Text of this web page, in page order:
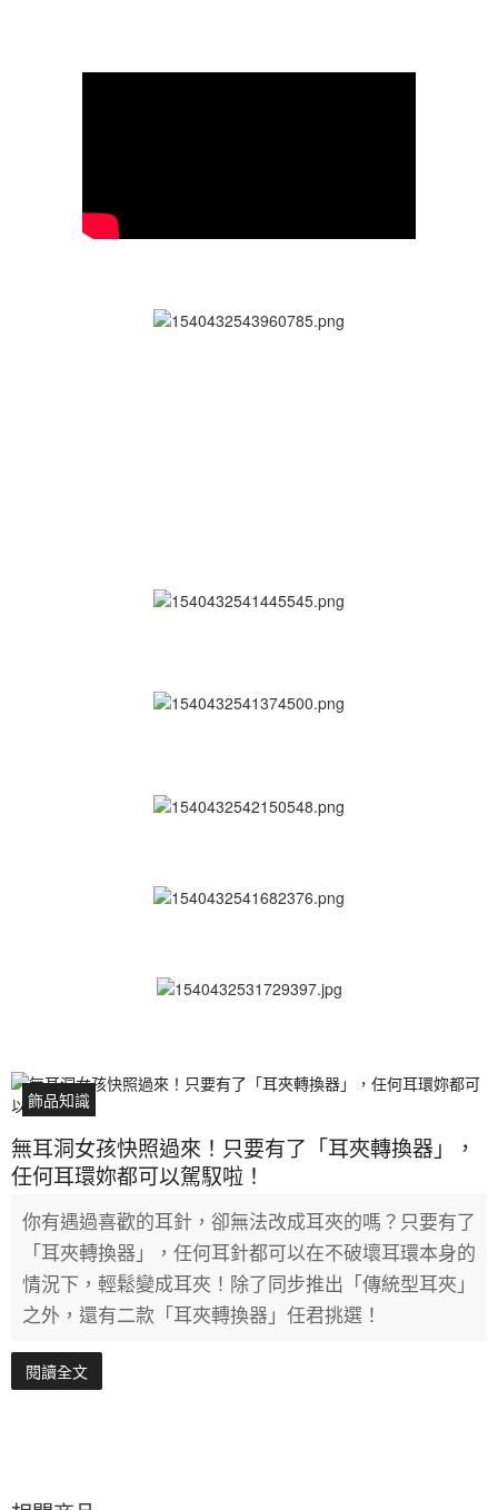
飾品知識
無耳洞女孩快照過來！只要有了「耳夾轉換器」，
任何耳環妳都可以駕馭啦！
你有遇過喜歡的耳針，卻無法改成耳夾的嗎？只要有了
「耳夾轉換器」，任何耳針都可以在不破壞耳環本身的
情況下，輕鬆變成耳夾！除了同步推出「傳統型耳夾」
之外，還有二款「耳夾轉換器」任君挑選！
閱讀全文